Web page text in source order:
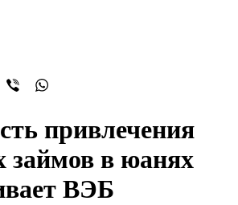
привлечения
займов в юанях
ВЭБ